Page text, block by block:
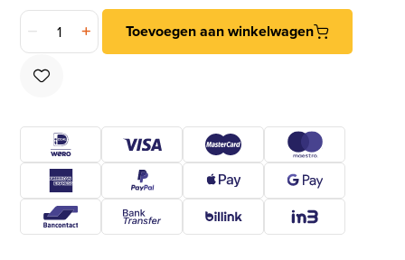
Raamknip zwart zonder sluitlus aantal
Toevoegen aan winkelwagen